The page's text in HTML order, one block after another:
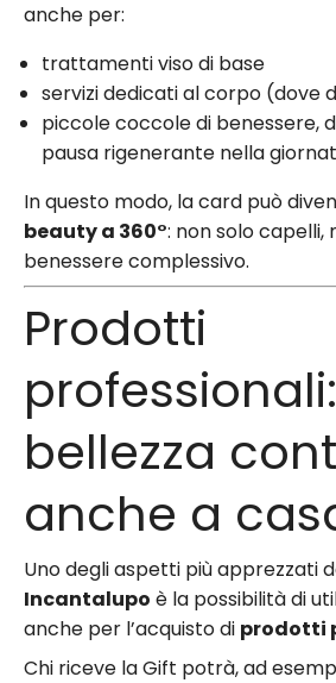
anche per:
trattamenti viso di base
servizi dedicati al corpo (dove
piccole coccole di benessere,
pausa rigenerante nella
In questo modo, la card può
beauty a 360°: non solo
benessere complessivo.
Prodotti
bellezza
anche a
Uno degli aspetti più apprezzati
Incantalupo è la possibilità di
anche per l’acquisto di prodotti
Chi riceve la Gift potrà, ad